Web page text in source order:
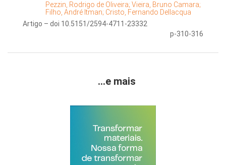
Pezzin, Rodrigo de Oliveira; Vieira, Bruno Camara;
Filho, André Itman; Cristo, Fernando Dellacqua
Artigo – doi 10.5151/2594-4711-23332
p-310-316
...e mais